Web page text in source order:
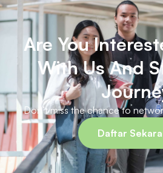
Are You
With Us And
Don’t miss the chance to
Daftar